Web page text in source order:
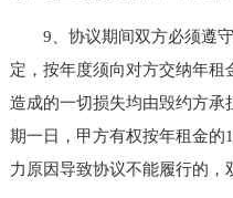
9、协议期间双方必须遵守
定，按年度须向对方交纳年
造成的一切损失均由毁约方承
期一日，甲方有权按年租金的
力原因导致协议不能履行的，